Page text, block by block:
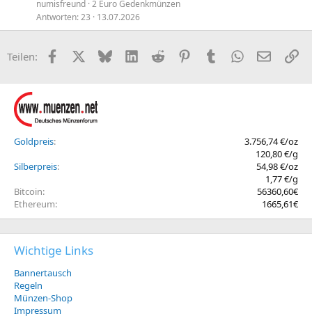
e
numisfreund 2 Euro Gedenkmünzen
Antworten 23 13.07.2026
Teilen: FacebookX (Twitter)
BlueskyLinkedIn
Reddit PinterestTumblr WhatsApp
E-Mail
Goldpreis
3.756,74 €/oz
120,80 €/g
Silberpreis
54,98 €/oz
1,77 €/g
Bitcoin
56360,60€
Ethereum
1665,61€
Wichtige Links
Bannertausch
Regeln
Münzen-Shop
Impressum